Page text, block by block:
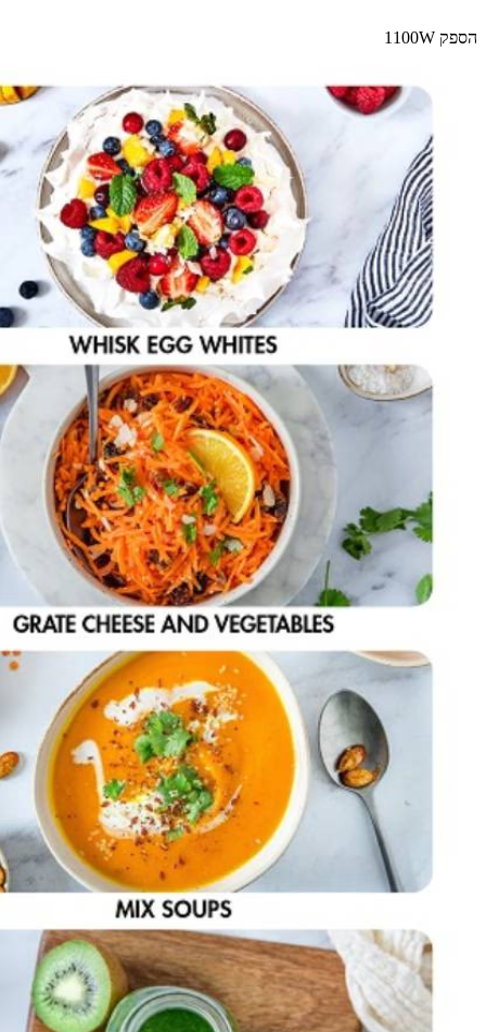
הספק 1100W